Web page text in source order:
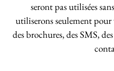
seront pas utilisées
utiliserons seulement pour
des brochures, des SMS,